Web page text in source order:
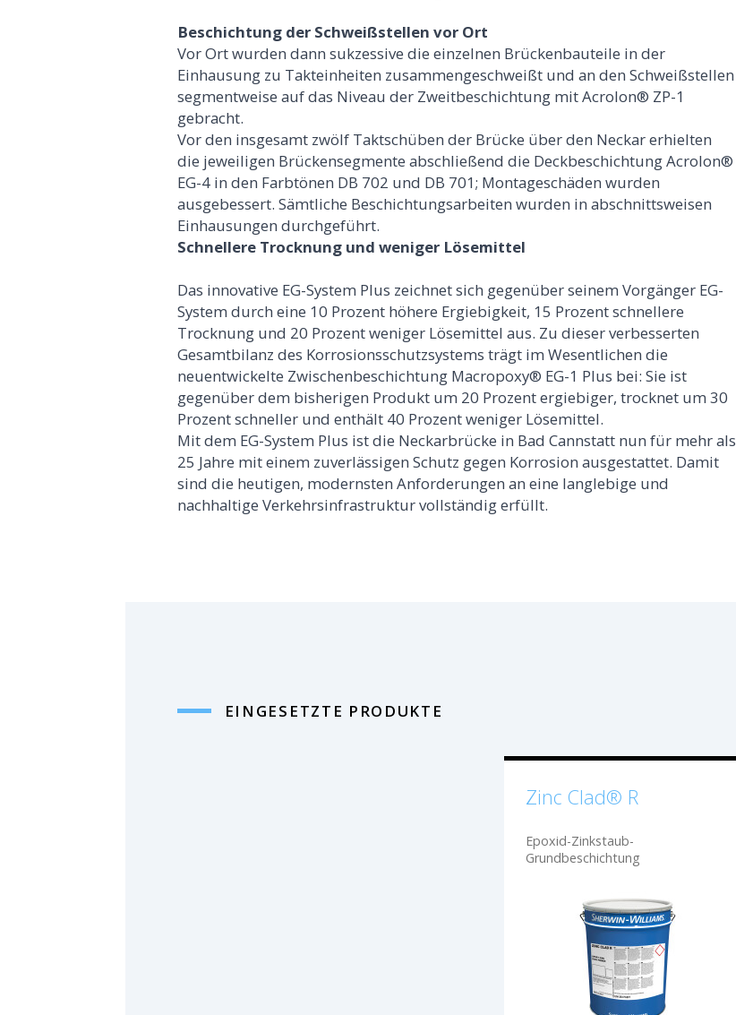
Beschichtung der Schweißstellen vor Ort
Vor Ort wurden dann sukzessive die einzelnen Brückenbauteile in der
Einhausung zu Takteinheiten zusammengeschweißt und an den Schweißstellen
segmentweise auf das Niveau der Zweitbeschichtung mit Acrolon® ZP-1
gebracht.
Vor den insgesamt zwölf Taktschüben der Brücke über den Neckar erhielten
die jeweiligen Brückensegmente abschließend die Deckbeschichtung Acrolon®
EG-4 in den Farbtönen DB 702 und DB 701; Montageschäden wurden
ausgebessert. Sämtliche Beschichtungsarbeiten wurden in abschnittsweisen
Einhausungen durchgeführt.
Schnellere Trocknung und weniger Lösemittel
Das innovative EG-System Plus zeichnet sich gegenüber seinem Vorgänger EG-
System durch eine 10 Prozent höhere Ergiebigkeit, 15 Prozent schnellere
Trocknung und 20 Prozent weniger Lösemittel aus. Zu dieser verbesserten
Gesamtbilanz des Korrosionsschutzsystems trägt im Wesentlichen die
neuentwickelte Zwischenbeschichtung Macropoxy® EG-1 Plus bei: Sie ist
gegenüber dem bisherigen Produkt um 20 Prozent ergiebiger, trocknet um 30
Prozent schneller und enthält 40 Prozent weniger Lösemittel.
Mit dem EG-System Plus ist die Neckarbrücke in Bad Cannstatt nun für mehr als
25 Jahre mit einem zuverlässigen Schutz gegen Korrosion ausgestattet. Damit
sind die heutigen, modernsten Anforderungen an eine langlebige und
nachhaltige Verkehrsinfrastruktur vollständig erfüllt.
EINGESETZTE PRODUKTE
Zinc Clad® R
Epoxid-Zinkstaub-
Grundbeschichtung